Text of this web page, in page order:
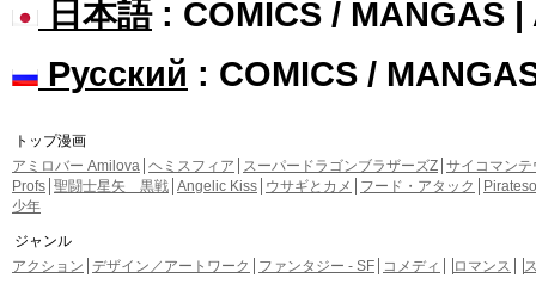
日本語: COMICS / MANGAS |
Русский : COMICS /
トップ漫画
アミロバー Amilova ヘミスフィア スーパードラゴンブラザーズZ サイコマンテ
Profs 聖闘士星矢 黒戦 Angelic Kiss ウサギとカメ フード・アタック
少年
ジャンル
アクション デザイン／アートワーク ファンタジー - SF コメディ ロマンス